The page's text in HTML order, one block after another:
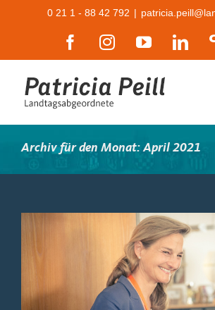
0 21 1 - 88 42 792 |
FacebookInstagramYouTube
Archiv für den Monat:April 2021